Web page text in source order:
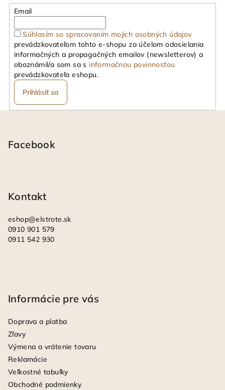
Email
Súhlasím so spracovaním mojich osobných údajov
prevádzkovateľom tohto e-shopu za účelom odosielania
informačných a propagačných emailov (newsletterov) a
oboznámil/a som sa s informačnou povinnosťou
prevádzkovateľa eshopu.
Prihlásiť sa
Facebook
Kontakt
eshop@elstrote.sk
0910 901 579
0911 542 930
Informácie pre vás
Doprava a platba
Zľavy
Výmena a vrátenie tovaru
Reklamácie
Veľkostné tabuľky
Obchodné podmienky